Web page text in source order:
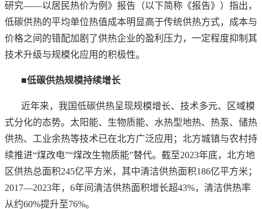
研究——以居民热价为例》报告（以下简称《报告》）指出，
低碳供热的平均单位热值成本明显高于传统供热方式，成本与
价格之间的错配加剧了供热企业的盈利压力，一定程度抑制其
技术升级与规模化应用的积极性。
■低碳供热规模持续增长
近年来，我国低碳供热呈现规模增长、技术多元、区域模
式分化的态势。太阳能、生物质能、水热型地热、热泵、储热
供热、工业余热等技术已在北方广泛应用；北方城镇与农村持
续推进“煤改电”“煤改生物质能”替代。截至2023年底，北方地
区供热总面积245亿平方米，其中清洁供热面积186亿平方米；
2017—2023年，6年间清洁供热面积增长超43%，清洁供热率
从约60%提升至76%。